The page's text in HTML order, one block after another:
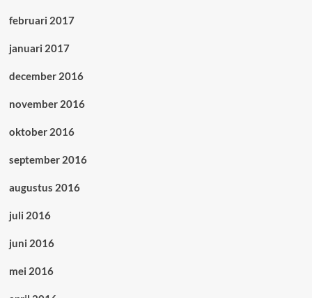
februari 2017
januari 2017
december 2016
november 2016
oktober 2016
september 2016
augustus 2016
juli 2016
juni 2016
mei 2016